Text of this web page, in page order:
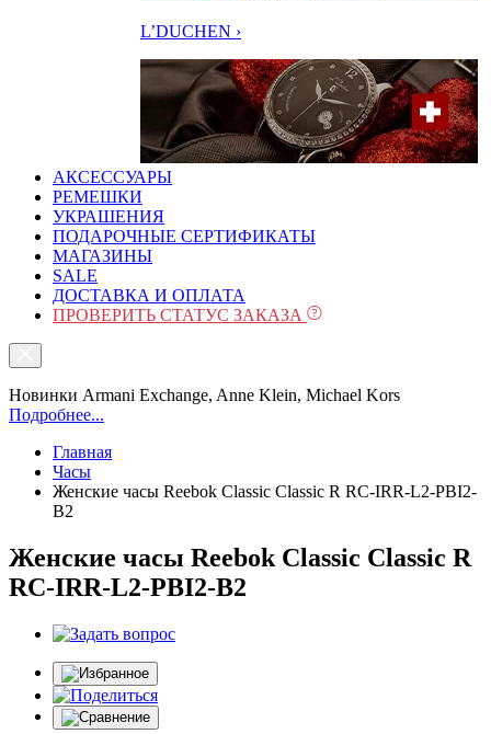
L’DUCHEN ›
АКСЕССУАРЫ
РЕМЕШКИ
УКРАШЕНИЯ
ПОДАРОЧНЫЕ СЕРТИФИКАТЫ
МАГАЗИНЫ
SALE
ДОСТАВКА И ОПЛАТА
ПРОВЕРИТЬ СТАТУС ЗАКАЗА
Новинки Armani Exchange, Anne Klein, Michael Kors
Подробнее...
Главная
Часы
Женские часы Reebok Classic Classic R RC-IRR-L2-PBI2-
B2
Женские часы Reebok Classic Classic R
RC-IRR-L2-PBI2-B2